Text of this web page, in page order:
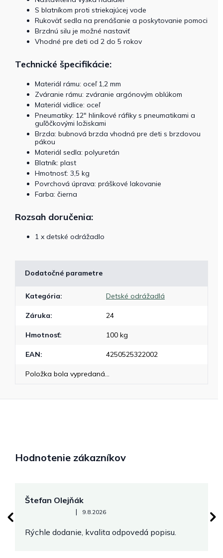
S blatníkom proti striekajúcej vode
Rukoväť sedla na prenášanie a poskytovanie pomoci
Brzdnú silu je možné nastaviť
Vhodné pre deti od 2 do 5 rokov
Technické špecifikácie:
Materiál rámu: oceľ 1,2 mm
Zváranie rámu: zváranie argónovým oblúkom
Materiál vidlice: oceľ
Pneumatiky: 12" hliníkové ráfiky s pneumatikami a
guľôčkovými ložiskami
Brzda: bubnová brzda vhodná pre deti s brzdovou
pákou
Materiál sedla: polyuretán
Blatník: plast
Hmotnosť: 3,5 kg
Povrchová úprava: práškové lakovanie
Farba: čierna
Rozsah doručenia:
1 x detské odrážadlo
Dodatočné parametre
Kategória: Detské odrážadlá
Záruka: 24
Hmotnosť: 100 kg
EAN: 4250525322002
Položka bola vypredaná…
Hodnotenie zákazníkov
Štefan Olejňák
Hodnotenie obchodu je 5 z 5 hviezdičiek.
| 9.8.2026
Rýchle dodanie, kvalita odpovedá popisu.